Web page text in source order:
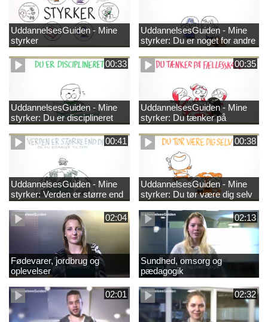
UddannelsesGuiden - Mine
styrker
UddannelsesGuiden - Mine
styrker: Du er noget for andre
00:33
UddannelsesGuiden - Mine
styrker: Du er disciplineret
00:35
UddannelsesGuiden - Mine
styrker: Du tænker på
fællesskabet
00:41
UddannelsesGuiden - Mine
styrker: Verden er større end
dig og du bidrager til den
00:38
UddannelsesGuiden - Mine
styrker: Du tør være dig selv
02:04
Fødevarer, jordbrug og
oplevelser
02:13
Sundhed, omsorg og
pædagogik
02:01 02:32